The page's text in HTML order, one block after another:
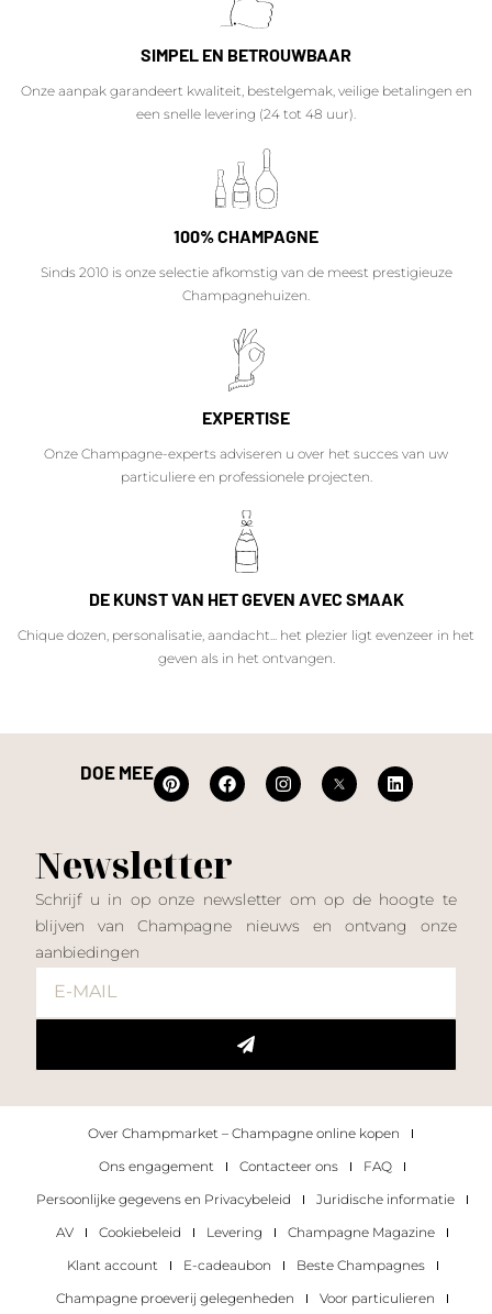
SIMPEL EN BETROUWBAAR
Onze aanpak garandeert kwaliteit, bestelgemak, veilige betalingen en
een snelle levering (24 tot 48 uur).
100% CHAMPAGNE
Sinds 2010 is onze selectie afkomstig van de meest prestigieuze
Champagnehuizen.
EXPERTISE
Onze Champagne-experts adviseren u over het succes van uw
particuliere en professionele projecten.
DE KUNST VAN HET GEVEN AVEC SMAAK
Chique dozen, personalisatie, aandacht... het plezier ligt evenzeer in het
geven als in het ontvangen.
DOE MEE
Newsletter
Schrijf u in op onze newsletter om op de hoogte te
blijven van Champagne nieuws en ontvang onze
aanbiedingen
Over Champmarket – Champagne online kopen
Ons engagement
Contacteer ons
FAQ
Persoonlijke gegevens en Privacybeleid
Juridische informatie
AV
Cookiebeleid Levering
Champagne Magazine
Klant account
E-cadeaubon
Beste Champagnes
Champagne proeverij gelegenheden
Voor particulieren